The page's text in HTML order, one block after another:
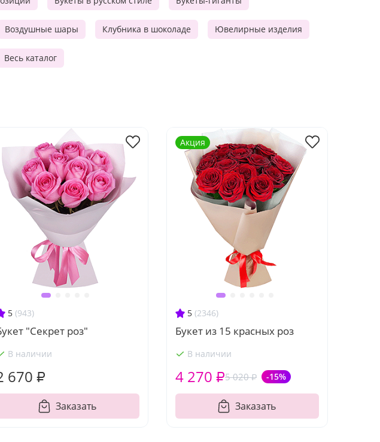
Воздушные шары Клубника в шоколаде Ювелирные изделия
Весь каталог
5 (943)
"Секрет роз"
В наличии
670 ₽
Заказать
5 (2346)
Букет из 15 красных роз
В наличии
5 020 ₽ -15%
4 270 ₽
Заказать
Акция